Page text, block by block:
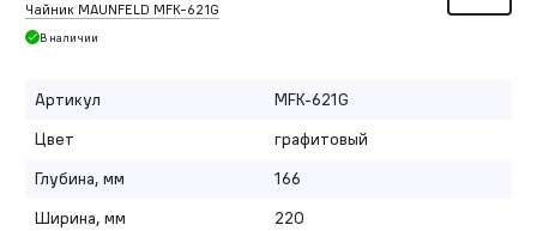
Чайник MAUNFELD MFK-621G
В наличии
Артикул
MFK-621G
Цвет
графитовый
Глубина, мм
166
Ширина, мм
220